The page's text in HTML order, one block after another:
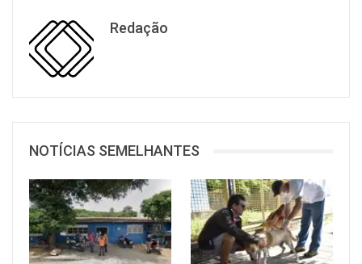
Redação
NOTÍCIAS SEMELHANTES